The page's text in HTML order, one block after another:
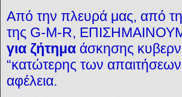
Από την πλευρά μας, από
της G-M-R,
για ζήτημα άσκησης
“κατώτερης των
αφέλεια.